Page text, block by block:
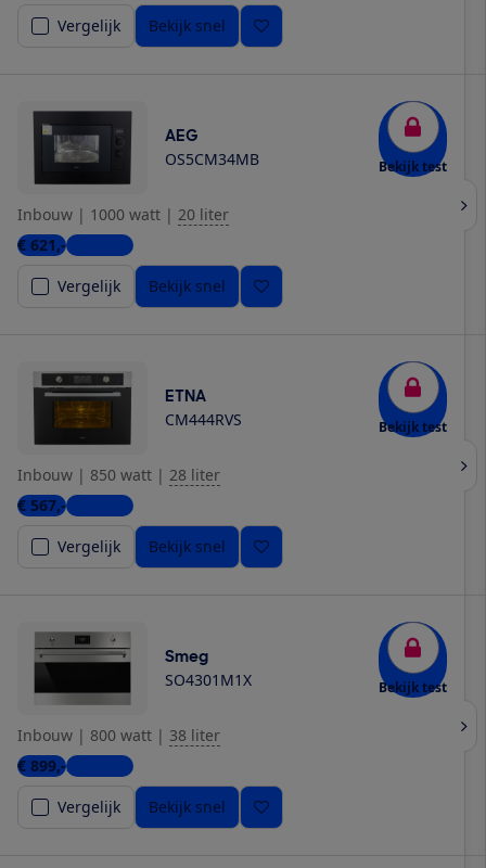
Vergelijk
Bekijk snel
AEG
OS5CM34MB Bekijk test
Inbouw | 1000 watt | 20 liter
€ 621,-6 winkels
Vergelijk
Bekijk snel
ETNA
CM444RVS Bekijk test
Inbouw | 850 watt | 28 liter
€ 567,-6 winkels
Vergelijk
Bekijk snel
Smeg
SO4301M1X Bekijk test
Inbouw | 800 watt | 38 liter
€ 899,-2 winkels
Vergelijk
Bekijk snel